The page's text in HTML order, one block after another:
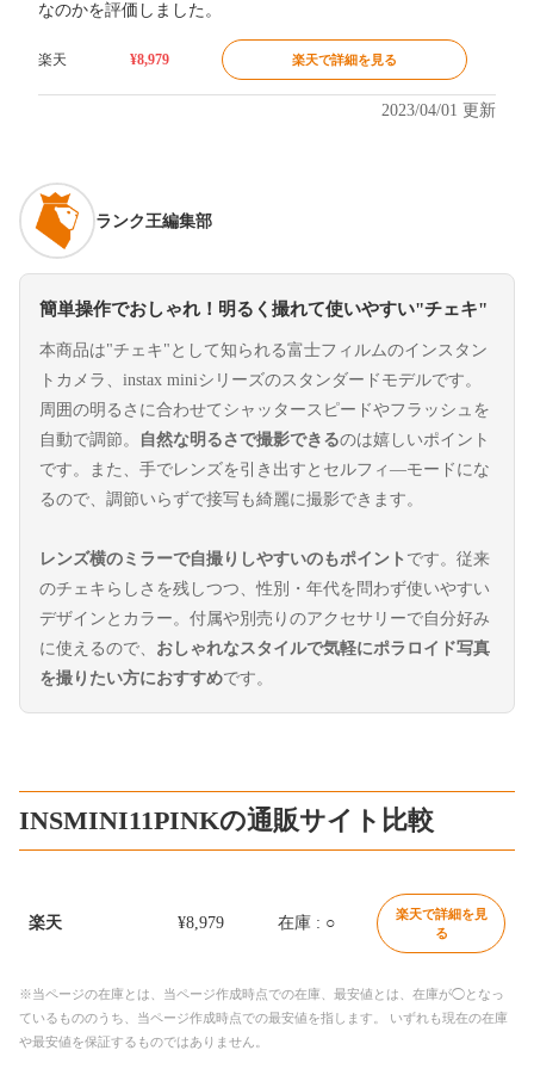
なのかを評価しました。
楽天 ¥8,979 楽天で詳細を見る
2023/04/01 更新
ランク王編集部
簡単操作でおしゃれ！明るく撮れて使いやすい"チェキ"
本商品は"チェキ"として知られる富士フィルムのインスタン
トカメラ、instax miniシリーズのスタンダードモデルです。
周囲の明るさに合わせてシャッタースピードやフラッシュを
自動で調節。
自然な明るさで撮影できるのは嬉しいポイント
です。また、手でレンズを引き出すとセルフィ―モードにな
るので、調節いらずで接写も綺麗に撮影できます。
レンズ横のミラーで自撮りしやすいのもポイント です。従来
のチェキらしさを残しつつ、性別・年代を問わず使いやすい
デザインとカラー。付属や別売りのアクセサリーで自分好み
に使えるので、 おしゃれなスタイルで気軽にポラロイド写真
を撮りたい方におすすめです。
INSMINI11PINKの通販サイト比較
楽天 ¥8,979 在庫 : ○
楽天で詳細を見
る
※当ページの在庫とは、当ページ作成時点での在庫、最安値とは、在庫が◯となっ
ているもののうち、当ページ作成時点での最安値を指します。 いずれも現在の在庫
や最安値を保証するものではありません。